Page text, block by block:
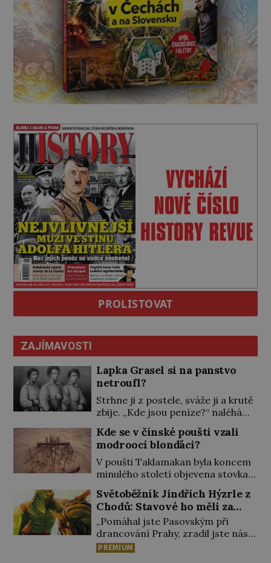
PROLISTOVAT
ZAJÍMAVOSTI
Lapka Grasel si na panstvo
netroufl?
Strhne ji z postele, sváže ji a krutě
zbije. „Kde jsou peníze?“ naléhá
Grasel na starou švadlenku. Když
mu to neprozradí – ostatně ani
nemůže, protože žádné nemá,
spokojí se lupič s několika měďáky
a štůčky látky. Zraněná žena pár
nebývale krutý. Jeho činy budí
hrůzu ještě dlouho po jeho smrti
[…]
Kde se v čínské poušti vzali
modroocí blonďáci?
V poušti Taklamakan byla koncem
minulého století objevena stovka
hrobů s téměř netknutými
mumiemi. Všichni mrtví byli
pohřbeni s úctou a četnými
milodary. Asi nejvíc přitom vědce
zaujal hrob tříměsíčního
chlapečka s modrou filcovou
Světoběžník Jindřich Hýzrle z
Chodů: Stavové ho měli za
zrádce
„Pomáhal jste Pasovským při
drancování Prahy, zradil jste nás!“
nařknou čeští stavové hlavního
PREMIUM